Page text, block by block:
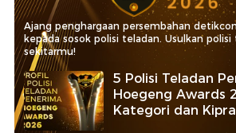
Ajang penghargaan persembahan
kepada sosok polisi teladan. Usulkan
sekitarmu!
5 Polisi Teladan
Hoegeng Awards
Kategori dan